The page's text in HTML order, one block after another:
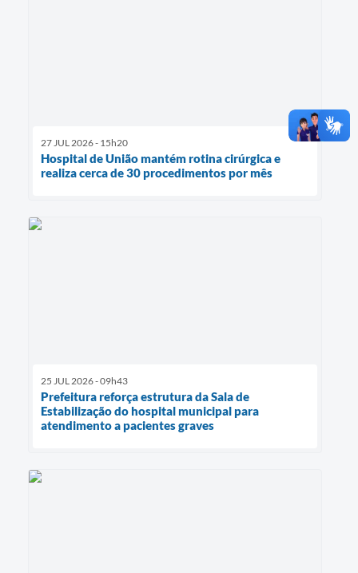
27 JUL 2026 - 15h20
Hospital de União mantém rotina cirúrgica e
realiza cerca de 30 procedimentos por mês
25 JUL 2026 - 09h43
Prefeitura reforça estrutura da Sala de
Estabilização do hospital municipal para
atendimento a pacientes graves